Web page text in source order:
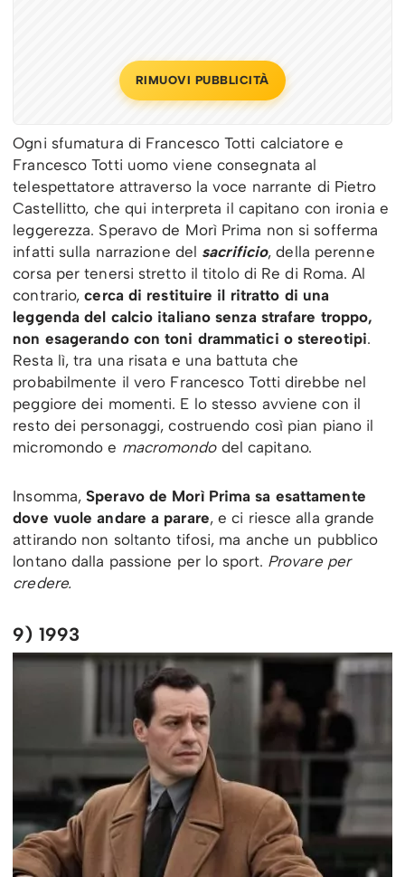
RIMUOVI PUBBLICITÀ
Ogni sfumatura di Francesco Totti calciatore e
Francesco Totti uomo viene consegnata al
telespettatore attraverso la voce narrante di Pietro
Castellitto, che qui interpreta il capitano con ironia e
leggerezza. Speravo de Morì Prima non si sofferma
infatti sulla narrazione del sacrificio, della perenne
corsa per tenersi stretto il titolo di Re di Roma. Al
contrario,cerca di restituire il ritratto di una
leggenda del calcio italiano senza strafare troppo,
non esagerando con toni drammatici o stereotipi.
Resta lì, tra una risata e una battuta che
probabilmente il vero Francesco Totti direbbe nel
peggiore dei momenti. E lo stesso avviene con il
resto dei personaggi, costruendo così pian piano il
micromondo e macromondodel capitano.
Insomma,Speravo de Morì Prima sa esattamente
dove vuole andare a parare, e ci riesce alla grande
attirando non soltanto tifosi, ma anche un pubblico
lontano dalla passione per lo sport. Provare per
credere.
9) 1993